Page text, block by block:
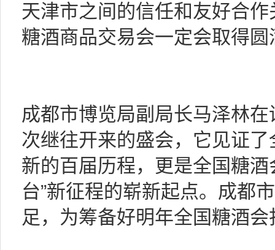
天津市之间的信任和友好合
糖酒商品交易会一定会取得圆
成都市博览局副局长马泽林
次继往开来的盛会，它见证
新的百届历程，更是全国糖
台”新征程的崭新起点。成都
足，为筹备好明年全国糖酒